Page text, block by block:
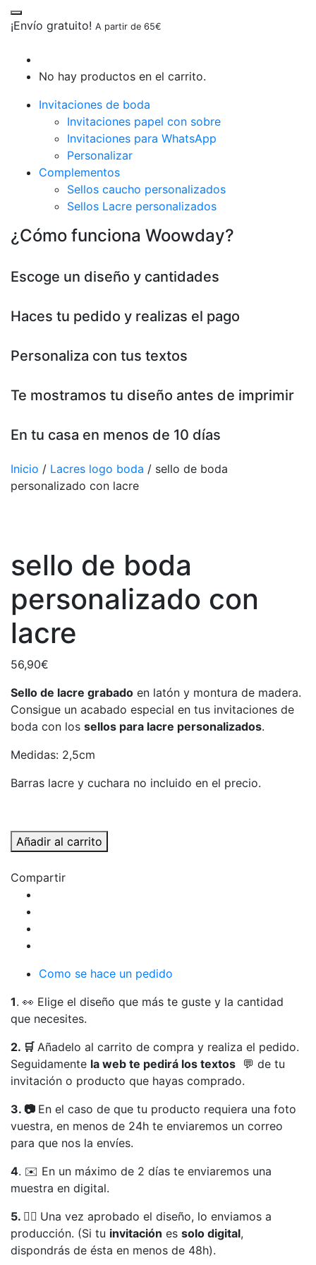
¡Envío gratuito! A partir de 65€
No hay productos en el carrito.
Invitaciones de boda
Invitaciones papel con sobre
Invitaciones para WhatsApp
Personalizar
Complementos
Sellos caucho personalizados
Sellos Lacre personalizados
¿Cómo funciona Woowday?
Escoge un diseño y cantidades
Haces tu pedido y realizas el pago
Personaliza con tus textos
Te mostramos tu diseño antes de imprimir
En tu casa en menos de 10 días
Inicio / Lacres logo boda / sello de boda
personalizado con lacre
sello de boda
personalizado con
lacre
56,90€
Sello de lacre grabado en latón y montura de madera.
Consigue un acabado especial en tus invitaciones de
boda con los sellos para lacre personalizados.
Medidas: 2,5cm
Barras lacre y cuchara no incluido en el precio.
sello
de
boda
personalizado
Añadir al carrito
Compartir
Como se hace un pedido
1. 👀 Elige el diseño que más te guste y la cantidad
que necesites.
2. 🛒 Añadelo al carrito de compra y realiza el pedido.
Seguidamente la web te pedirá los textos 💬 de tu
invitación o producto que hayas comprado.
3. 📷 En el caso de que tu producto requiera una foto
vuestra, en menos de 24h te enviaremos un correo
para que nos la envíes.
4. ✉️ En un máximo de 2 días te enviaremos una
muestra en digital.
5. 👍🏻 Una vez aprobado el diseño, lo enviamos a
producción. (Si tu invitación es solo digital,
dispondrás de ésta en menos de 48h).